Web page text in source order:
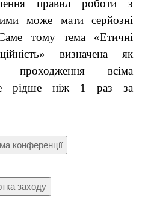
правил роботи з
може мати серйозні
тому тема «Етичні
визначена як
проходження всіма
не рідше ніж 1 раз за
конференції
заходу